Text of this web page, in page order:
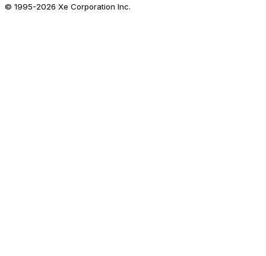
© 1995-2026 Xe Corporation Inc.